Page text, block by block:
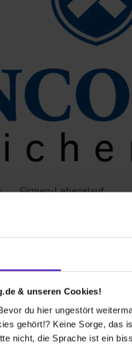
& unseren Cookies!
du hier ungestört
gehört!? Keine Sorge, das
nicht, die Sprache ist ein
Firmen-Lebenslauf
auf Gegenseitigkeit